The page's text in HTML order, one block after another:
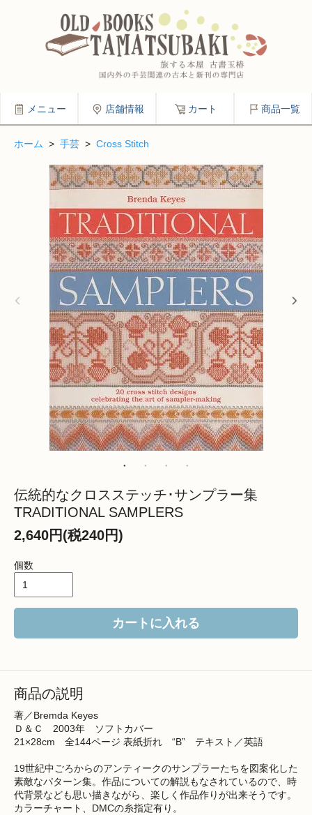
メニュー 店舗情報 カート 商品一覧
ホーム > 手芸 > Cross Stitch
伝統的なクロスステッチ･サンプラー集
TRADITIONAL SAMPLERS
2,640円(税240円)
個数
カートに入れる
商品の説明
著／Bremda Keyes
Ｄ＆Ｃ 2003年 ソフトカバー
21×28cm 全144ページ 表紙折れ “B” テキスト／英語
19世紀中ごろからのアンティークのサンプラーたちを図案化した
素敵なパターン集。作品についての解説もなされているので、時
代背景なども思い描きながら、楽しく作品作りが出来そうです。
カラーチャート、DMCの糸指定有り。